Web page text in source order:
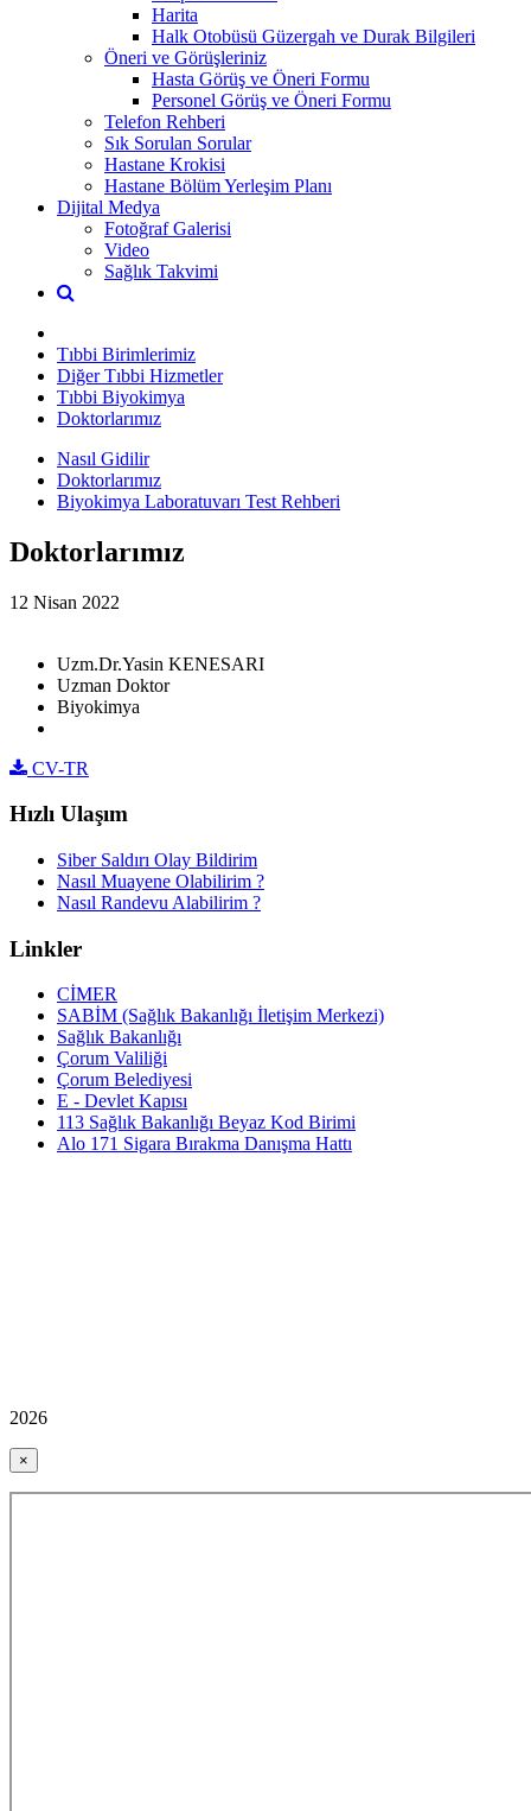
Harita
Halk Otobüsü Güzergah ve Durak Bilgileri
Öneri ve Görüşleriniz
Hasta Görüş ve Öneri Formu
Personel Görüş ve Öneri Formu
Telefon Rehberi
Sık Sorulan Sorular
Hastane Krokisi
Hastane Bölüm Yerleşim Planı
Dijital Medya
Fotoğraf Galerisi
Video
Sağlık Takvimi
Tıbbi Birimlerimiz
Diğer Tıbbi Hizmetler
Tıbbi Biyokimya
Doktorlarımız
Nasıl Gidilir
Doktorlarımız
Biyokimya Laboratuvarı Test Rehberi
Doktorlarımız
12 Nisan 2022
Uzm.Dr.Yasin KENESARI
Uzman Doktor
Biyokimya
CV-TR
Hızlı Ulaşım
Siber Saldırı Olay Bildirim
Nasıl Muayene Olabilirim ?
Nasıl Randevu Alabilirim ?
Linkler
CİMER
SABİM (Sağlık Bakanlığı İletişim Merkezi)
Sağlık Bakanlığı
Çorum Valiliği
Çorum Belediyesi
E - Devlet Kapısı
113 Sağlık Bakanlığı Beyaz Kod Birimi
Alo 171 Sigara Bırakma Danışma Hattı
2026
×